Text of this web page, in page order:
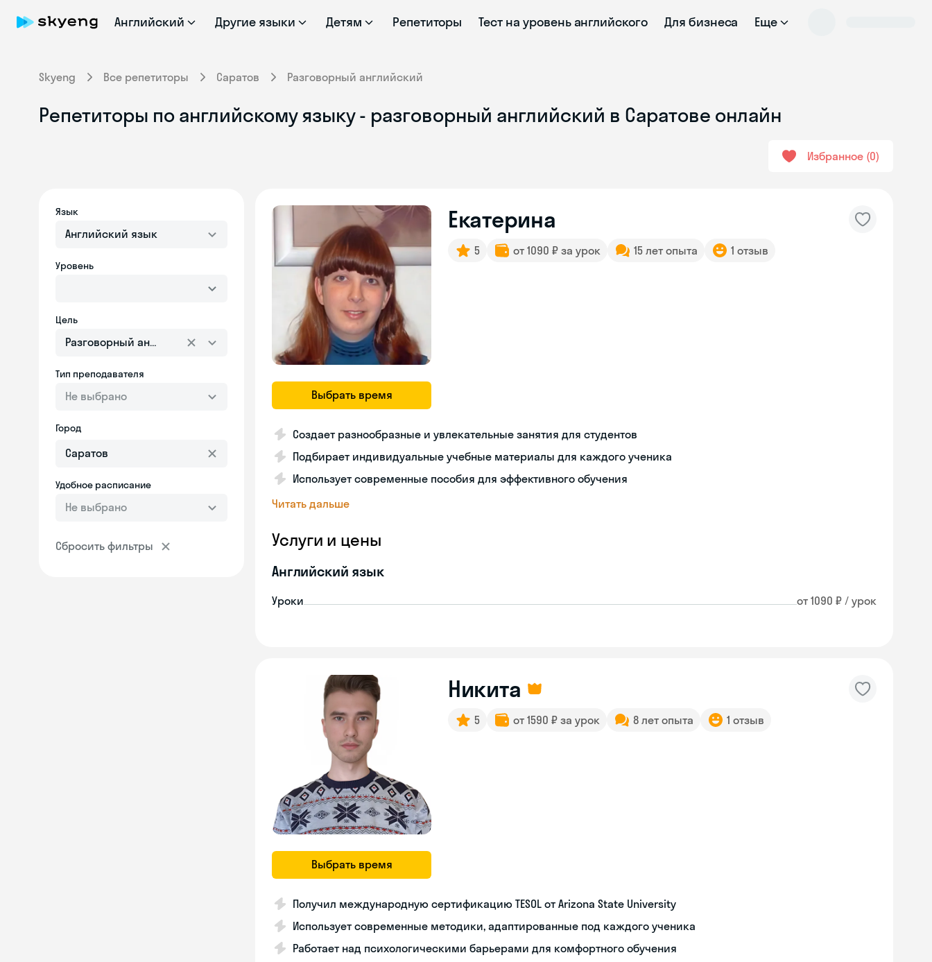
Английский Другие языки Детям Репетиторы Тест на уровень английского Для бизнеса Еще
Skyeng Все репетиторы Саратов Разговорный английский
Репетиторы по английскому языку - разговорный английский в Саратове онлайн
Избранное 0
Язык
Английский язык
Уровень
Цель
Разговорный английский
Тип преподавателя
Не выбрано
Город
Удобное расписание
Не выбрано
Сбросить фильтры
Выбрать время
Екатерина
5 от 1090 ₽ за урок 15 лет опыта 1 отзыв
Создает разнообразные и увлекательные занятия для студентов
Подбирает индивидуальные учебные материалы для каждого ученика
Использует современные пособия для эффективного обучения
Читать дальше
Услуги и цены
Английский язык
Уроки от 1090 ₽ / урок
Выбрать время
Никита
5 от 1590 ₽ за урок 8 лет опыта 1 отзыв
Получил международную сертификацию TESOL от Arizona State University
Использует современные методики, адаптированные под каждого ученика
Работает над психологическими барьерами для комфортного обучения